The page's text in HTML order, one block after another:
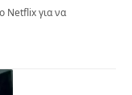
Netflix για να